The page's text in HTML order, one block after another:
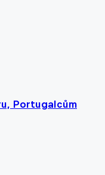
Portugalcům